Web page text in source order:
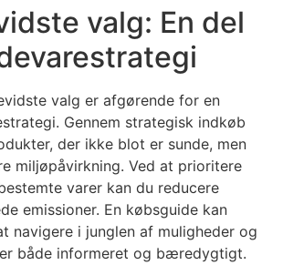
valg: En del
valg er afgørende for en
Gennem strategisk indkøb
der ikke blot er sunde, men
miljøpåvirkning. Ved at prioritere
varer kan du reducere
emissioner. En købsguide kan
navigere i junglen af muligheder og
både informeret og bæredygtigt.